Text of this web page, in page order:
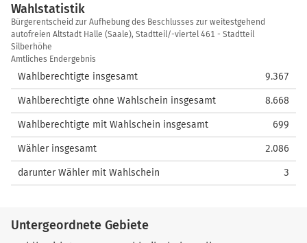
Wahlstatistik
Wahlstatistik
Bürgerentscheid zur Aufhebung des Beschlusses zur weitestgehend
autofreien Altstadt Halle (Saale), Stadtteil/-viertel 461 - Stadtteil
Silberhöhe
Amtliches Endergebnis
Wahlberechtigte insgesamt 9.367
Wahlberechtigte ohne Wahlschein insgesamt 8.668
Wahlberechtigte mit Wahlschein insgesamt 699
Wähler insgesamt 2.086
darunter Wähler mit Wahlschein 3
Untergeordnete Gebiete